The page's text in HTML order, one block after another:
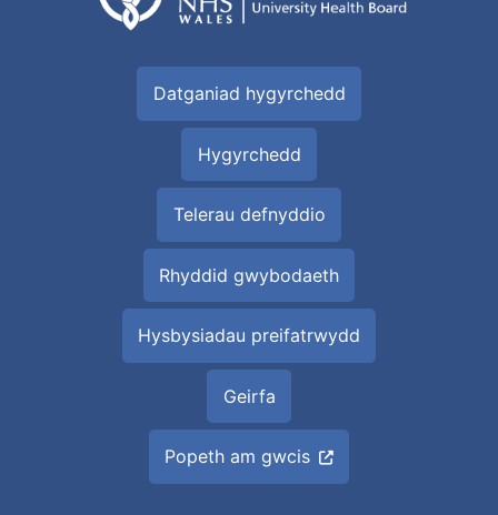
Datganiad hygyrchedd
Hygyrchedd
Telerau defnyddio
Rhyddid gwybodaeth
Hysbysiadau preifatrwydd
Geirfa
Popeth am gwcis